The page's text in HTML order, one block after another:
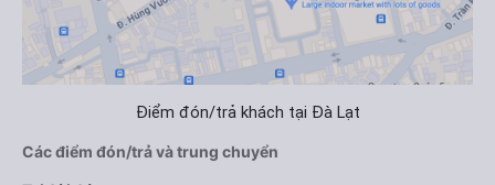
Điểm đón/trả khách tại Đà Lạt
Các điểm đón/trả và trung chuyển